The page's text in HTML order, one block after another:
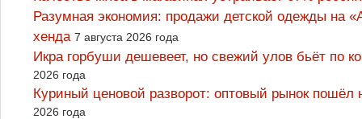
Разумная экономия: продажи детской одежды на
хенда 7 августа 2026 года
Икра горбуши дешевеет, но свежий улов бьёт по
2026 года
Куриный ценовой разворот: оптовый рынок
2026 года